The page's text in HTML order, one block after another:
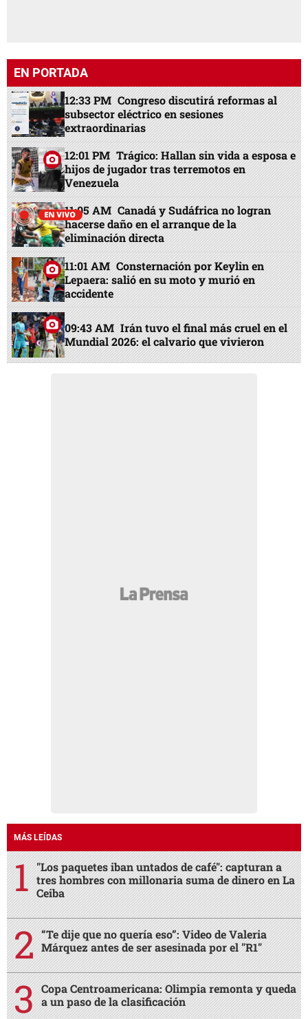
EN PORTADA
12:33 PM Congreso discutirá reformas al
subsector eléctrico en sesiones
extraordinarias
12:01 PM Trágico: Hallan sin vida a esposa e
hijos de jugador tras terremotos en
Venezuela
11:05 AM Canadá y Sudáfrica no logran
hacerse daño en el arranque de la
eliminación directa
11:01 AM Consternación por Keylin en
Lepaera: salió en su moto y murió en
accidente
09:43 AM Irán tuvo el final más cruel en el
Mundial 2026: el calvario que vivieron
MÁS LEÍDAS
"Los paquetes iban untados de café": capturan a
tres hombres con millonaria suma de dinero en La
Ceiba
“Te dije que no quería eso”: Video de Valeria
Márquez antes de ser asesinada por el "R1"
Copa Centroamericana: Olimpia remonta y queda
a un paso de la clasificación